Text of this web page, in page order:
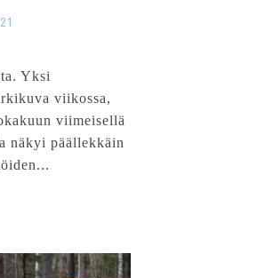
Yksi
viikossa,
viimeisellä
näkyi päällekkäin